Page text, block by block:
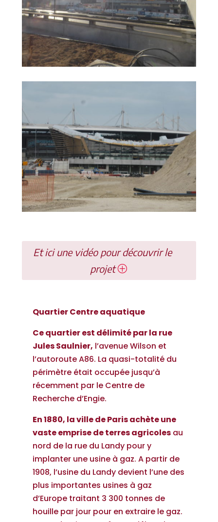
Et ici une vidéo pour découvrir le
projet
Quartier Centre aquatique
Ce quartier est délimité par la rue
Jules Saulnier, l’avenue Wilson et
l’autoroute A86. La quasi-totalité du
périmètre était occupée jusqu’à
récemment par le Centre de
Recherche d’Engie.
En 1880, la ville de Paris achète une
vaste emprise de terres agricolesau
nord de la rue du Landy pour y
implanter une usine à gaz. A partir de
1908, l’usine du Landy devient l’une des
plus importantes usines à gaz
d’Europe traitant 3 300 tonnes de
houille par jour pour en extraire le gaz.